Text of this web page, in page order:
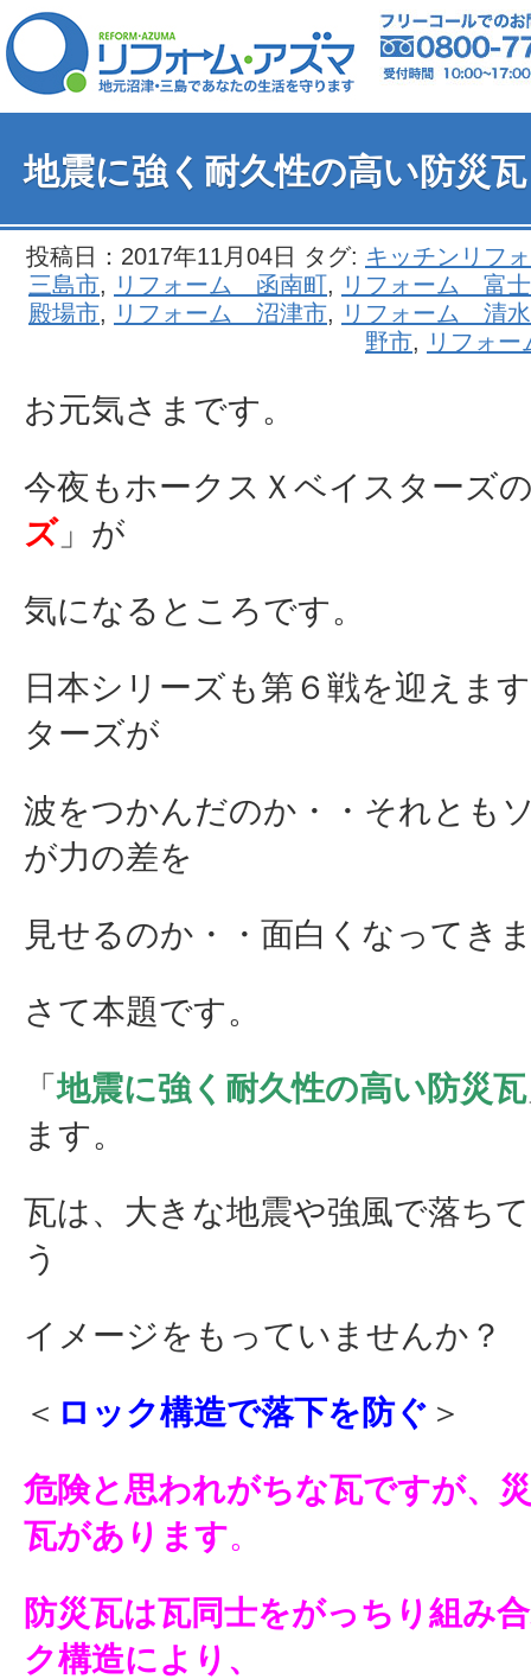
地震に強く耐久性の高い防災瓦
投稿日：2017年11月04日 タグ: キッチンリフ
三島市, リフォーム 函南町, リフォーム 富
殿場市, リフォーム 沼津市, リフォーム 清
野市, リフォ
お元気さまです。
今夜もホークスＸベイスターズ
ズ」が
気になるところです。
日本シリーズも第６戦を迎えま
ターズが
波をつかんだのか・・それとも
が力の差を
見せるのか・・面白くなってき
さて本題です。
「地震に強く耐久性の高い防災瓦
ます。
瓦は、大きな地震や強風で落ち
う
イメージをもっていませんか？
＜ ロック構造で落下を防ぐ ＞
危険と思われがちな瓦ですが、
瓦があります。
防災瓦は瓦同士をがっちり組み
ク構造により、